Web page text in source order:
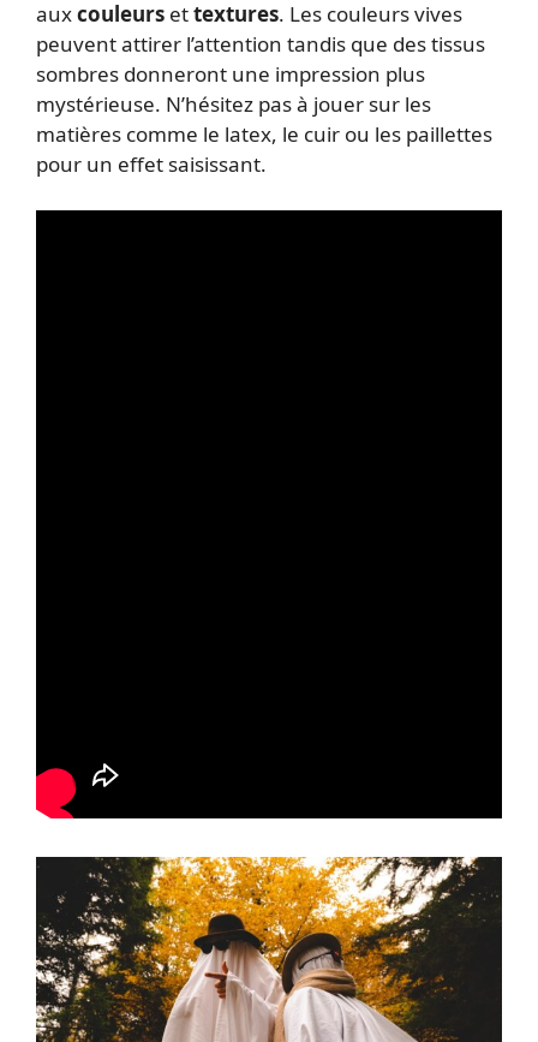
auxcouleurs ettextures. Les couleurs vives
peuvent attirer l’attention tandis que des tissus
sombres donneront une impression plus
mystérieuse. N’hésitez pas à jouer sur les
matières comme le latex, le cuir ou les paillettes
pour un effet saisissant.